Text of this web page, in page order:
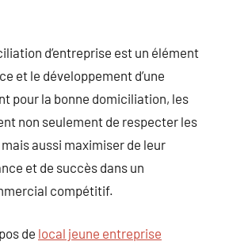
d’entreprise est un élément
et le développement d’une
pour la bonne domiciliation, les
non seulement de respecter les
aussi maximiser de leur
et de succès dans un
compétitif.
de local jeune entreprise